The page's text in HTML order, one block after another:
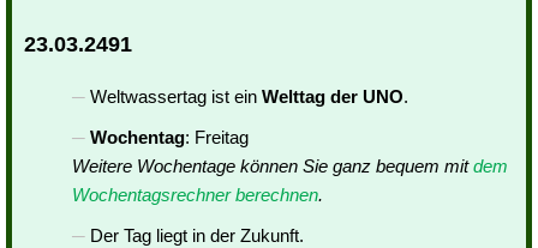
23.03.2491
Weltwassertag ist ein Welttag der UNO.
Wochentag: Freitag
Weitere Wochentage können Sie ganz bequem mitdem
Wochentagsrechner berechnen.
Der Tag liegt in der Zukunft.